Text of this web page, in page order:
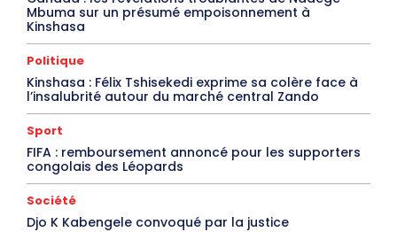
Mbuma sur un présumé empoisonnement à
Kinshasa
Politique
Kinshasa : Félix Tshisekedi exprime sa colère face à
l’insalubrité autour du marché central Zando
Sport
FIFA : remboursement annoncé pour les supporters
congolais des Léopards
Société
Djo K Kabengele convoqué par la justice